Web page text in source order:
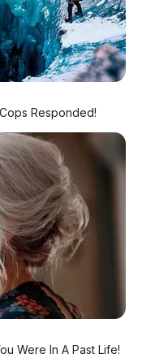
engineering,
logs.
Responded!
Were In A Past Life!